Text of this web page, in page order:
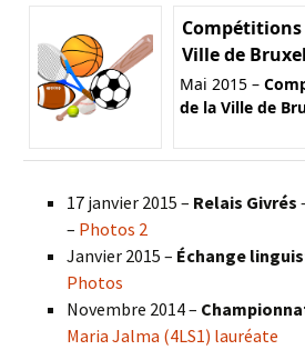
Ville de
Mai 2015 –
de la Ville de
17 janvier 2015 – Relais Givrés
– Photos 2
Janvier 2015 – Échange
Photos
Novembre 2014 –
Maria Jalma (4LS1) lauréate